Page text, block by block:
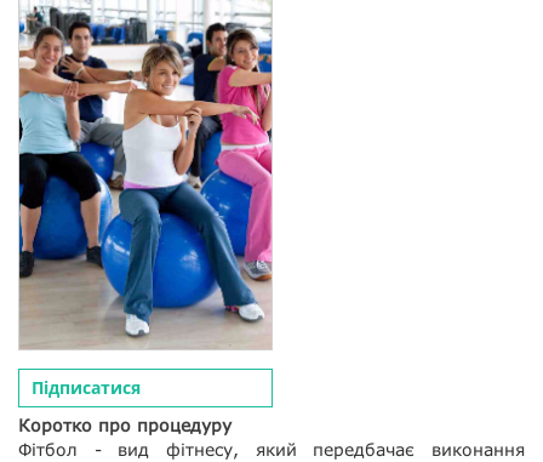
Підписатися
Коротко про процедуру
Фітбол - вид фітнесу, який передбачає виконання